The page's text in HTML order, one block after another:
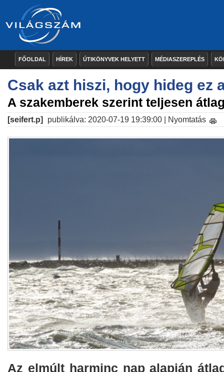
FŐOLDAL HÍREK ÚTIKÖNYVEK HELYETT MÉDIASZEREPLÉS
Csak azt hiszi, hogy hideg ez
A szakemberek szerint teljesen
[seifert.p] publikálva: 2020-07-19 19:39:00 | Nyomtatás
Az elmúlt harminc nap alapján